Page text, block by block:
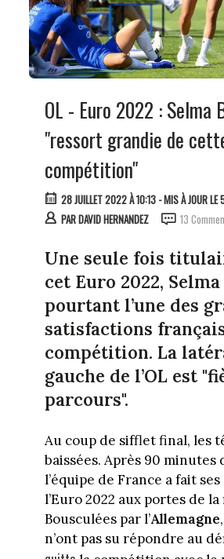
OL - Euro 2022 : Selma
"ressort grandie de
compétition"
28 JUILLET 2022 À 10:13- MIS À JOUR
PARDAVID HERNANDEZ 13
Une seule fois
cet Euro 2022,
pourtant l’une des
satisfactions
compétition. La
gauche de l’OL est
parcours".
Au coup de sifflet final, les
baissées. Après 90 minutes
l’équipe de France a fait
l’Euro 2022 aux portes de
Bousculées par l’Allemagne
n’ont pas su répondre au